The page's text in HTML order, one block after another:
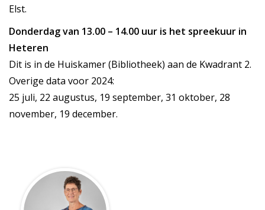
Elst.
Donderdag van 13.00 – 14.00 uur is het spreekuur in
Heteren
Dit is in de Huiskamer (Bibliotheek) aan de Kwadrant 2.
Overige data voor 2024:
25 juli, 22 augustus, 19 september, 31 oktober, 28
november, 19 december.